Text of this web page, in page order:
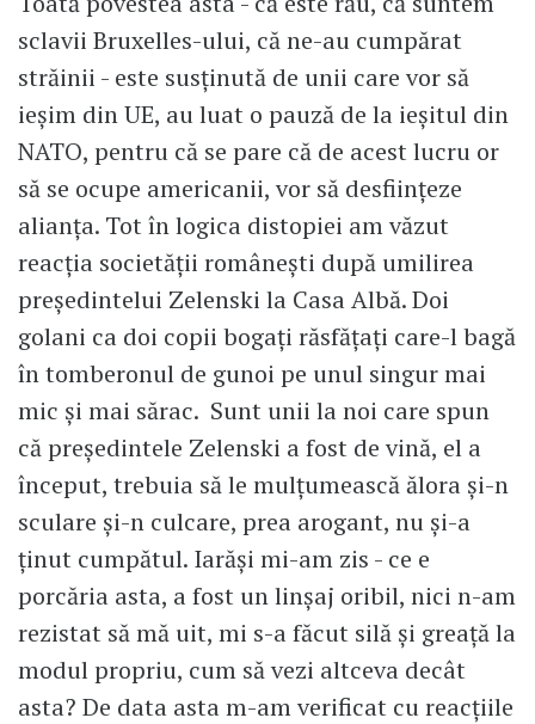
sclavii Bruxelles-ului, că ne-au cumpărat
străinii - este susținută de unii care vor să
ieșim din UE, au luat o pauză de la ieșitul din
NATO, pentru că se pare că de acest lucru or
să se ocupe americanii, vor să desființeze
alianța. Tot în logica distopiei am văzut
reacția societății românești după umilirea
președintelui Zelenski la Casa Albă. Doi
golani ca doi copii bogați răsfățați care-l bagă
în tomberonul de gunoi pe unul singur mai
mic și mai sărac. Sunt unii la noi care spun
că președintele Zelenski a fost de vină, el a
început, trebuia să le mulțumească ălora și-n
sculare și-n culcare, prea arogant, nu și-a
ținut cumpătul. Iarăși mi-am zis - ce e
porcăria asta, a fost un linșaj oribil, nici n-am
rezistat să mă uit, mi s-a făcut silă și greață la
modul propriu, cum să vezi altceva decât
asta? De data asta m-am verificat cu reacțiile